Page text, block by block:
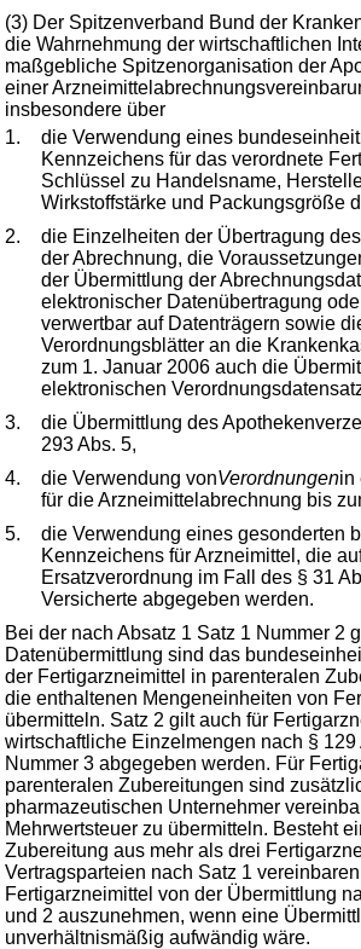
(3) Der Spitzenverband Bund der
die Wahrnehmung der wirtschaftlichen
maßgebliche Spitzenorganisation der
einer
insbesondere über
1.
die Verwendung eines
Kennzeichens für das verordnete
Schlüssel zu Handelsname,
Wirkstoffstärke und Packungsgröße
2.
die Einzelheiten der Übertragung
der Abrechnung, die
der Übermittlung der
elektronischer Datenübertragung
verwertbar auf Datenträgern sowie
Verordnungsblätter an die
zum 1. Januar 2006 auch die
elektronischen
3.
die Übermittlung des
293 Abs. 5,
4.
die Verwendung vonVerordnungenin
für die Arzneimittelabrechnung bis
5.
die Verwendung eines gesonderten
Kennzeichens für Arzneimittel, die
Ersatzverordnung im Fall des § 31
Versicherte abgegeben werden.
Bei der nach Absatz 1 Satz 1 Nummer 2
Datenübermittlung sind das
der Fertigarzneimittel in parenteralen
die enthaltenen Mengeneinheiten von
übermitteln. Satz 2 gilt auch für
wirtschaftliche Einzelmengen nach § 129
Nummer 3 abgegeben werden. Für
parenteralen Zubereitungen sind
pharmazeutischen Unternehmer
Mehrwertsteuer zu übermitteln. Besteht
Zubereitung aus mehr als drei
Vertragsparteien nach Satz 1
Fertigarzneimittel von der Übermittlung
und 2 auszunehmen, wenn eine
unverhältnismäßig aufwändig wäre.